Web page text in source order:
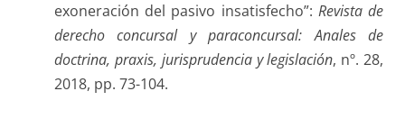
exoneración del pasivo insatisfecho”: Revista de
derecho concursal y paraconcursal: Anales de
doctrina, praxis, jurisprudencia y legislación, nº. 28,
2018, pp. 73-104.